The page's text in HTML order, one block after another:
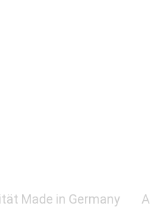
Made in Germany